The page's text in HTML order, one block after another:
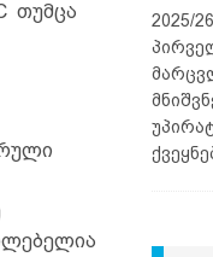
თუმცა
2025/